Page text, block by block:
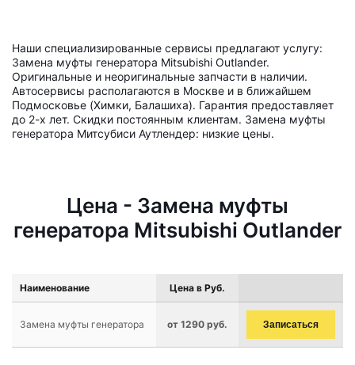
Наши специализированные сервисы предлагают услугу:
Замена муфты генератора Mitsubishi Outlander.
Оригинальные и неоригинальные запчасти в наличии.
Автосервисы располагаются в Москве и в ближайшем
Подмосковье (Химки, Балашиха). Гарантия предоставляет
до 2-х лет. Скидки постоянным клиентам. Замена муфты
генератора Митсубиси Аутлендер: низкие цены.
Цена - Замена муфты
генератора Mitsubishi Outlander
Наименование Цена в Руб.
Замена муфты генератора от 1290 руб. Записаться